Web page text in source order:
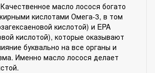
масло лосося богато
кислотами Омега-3, в том
кислотой) и EPA
кислотой), которые оказывают
буквально на все органы и
Именно масло лосося делает